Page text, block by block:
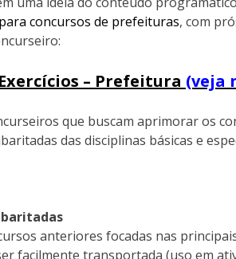
concursos de prefeituras, com
– Prefeitura (veja
que buscam aprimorar os
das disciplinas básicas e
anteriores focadas nas
facilmente transportada (uso em